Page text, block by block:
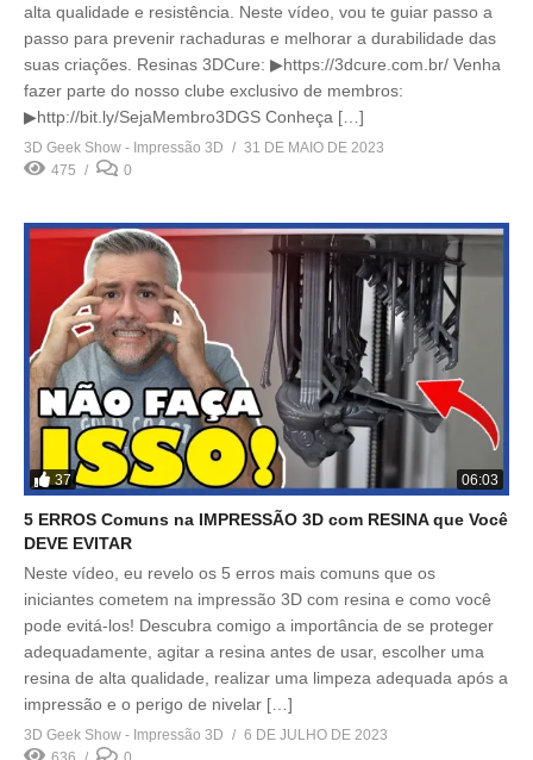
alta qualidade e resistência. Neste vídeo, vou te guiar passo a
passo para prevenir rachaduras e melhorar a durabilidade das
suas criações. Resinas 3DCure: ▶https://3dcure.com.br/ Venha
fazer parte do nosso clube exclusivo de membros:
▶http://bit.ly/SejaMembro3DGS Conheça […]
3D Geek Show - Impressão 3D
31 DE MAIO DE 2023
475
0
37 06:03
5 ERROS Comuns na IMPRESSÃO 3D com RESINA que Você
DEVE EVITAR
Neste vídeo, eu revelo os 5 erros mais comuns que os
iniciantes cometem na impressão 3D com resina e como você
pode evitá-los! Descubra comigo a importância de se proteger
adequadamente, agitar a resina antes de usar, escolher uma
resina de alta qualidade, realizar uma limpeza adequada após a
impressão e o perigo de nivelar […]
3D Geek Show - Impressão 3D
6 DE JULHO DE 2023